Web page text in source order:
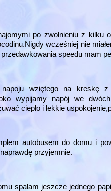
po zwolnieniu z kilku
wcześniej nie
speedu mam
napoju wziętego na kreskę
wypijamy napój we
ciepło i lekkie
autobusem do domu i
przyjemnie.
spalam jeszcze jednego